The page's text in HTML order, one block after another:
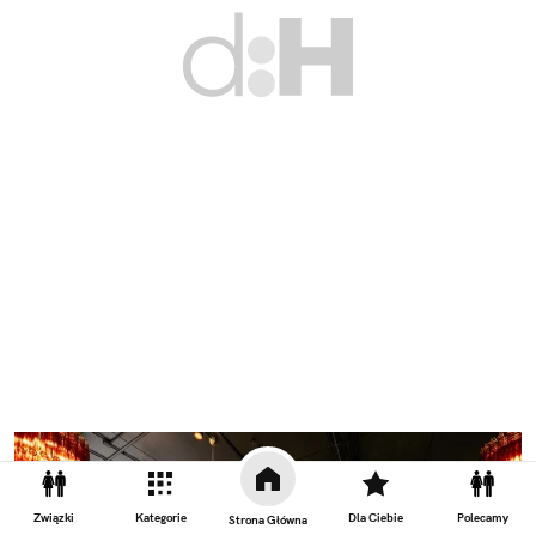
Związki Kategorie Strona Główna Dla Ciebie Polecamy